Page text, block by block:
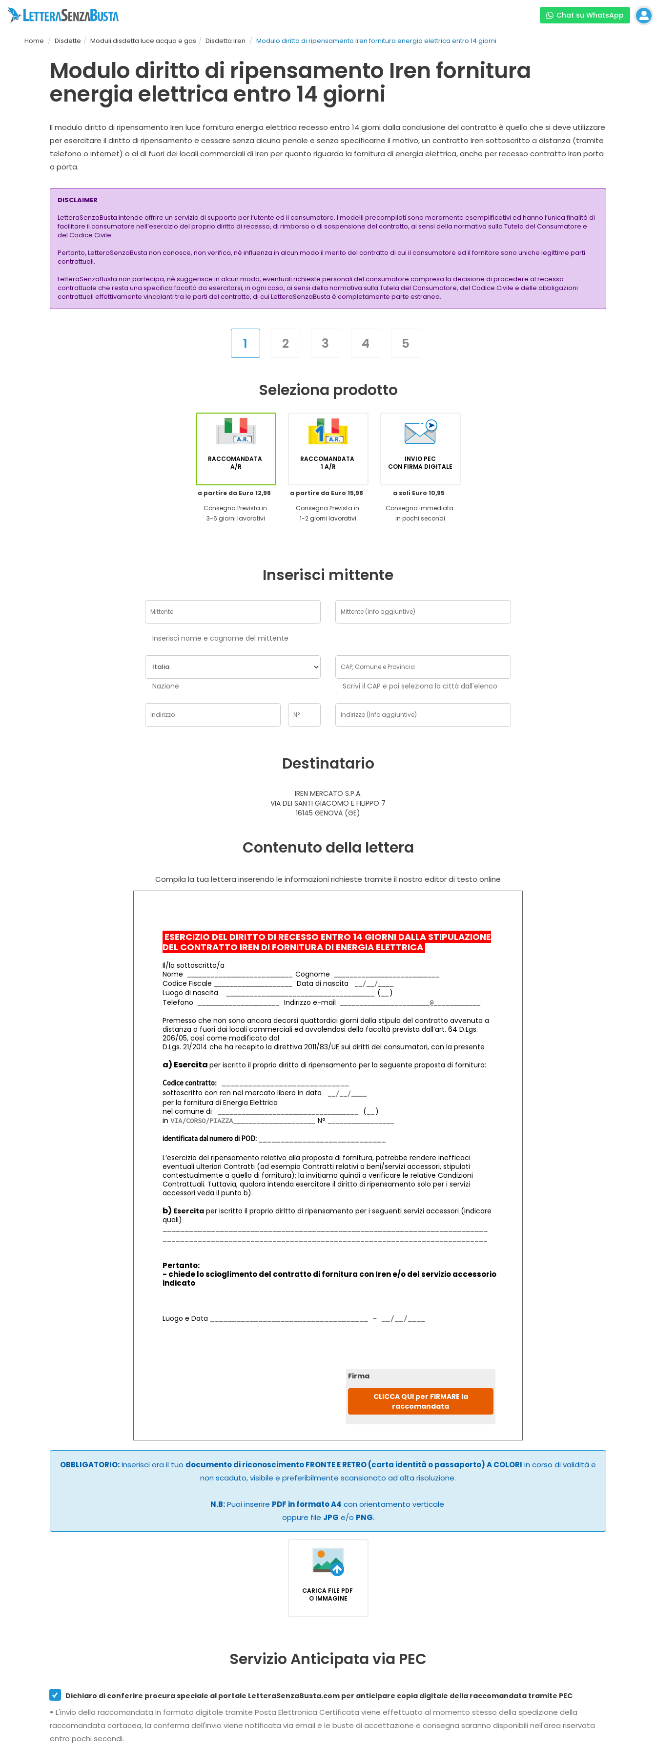
Chat su WhatsApp
Home Disdette Moduli disdetta luce acqua e gas Disdetta Iren Modulo diritto di ripensamento Iren fornitura energia elettrica entro 14 giorni
Modulo diritto di ripensamento Iren fornitura
energia elettrica entro 14 giorni
Il modulo diritto di ripensamento Iren luce fornitura energia elettrica recesso entro 14 giorni dalla conclusione del contratto è quello che si deve utilizzare
per esercitare il diritto di ripensamento e cessare senza alcuna penale e senza specificarne il motivo, un contratto Iren sottoscritto a distanza (tramite
telefono o internet) o al di fuori dei locali commerciali di Iren per quanto riguarda la fornitura di energia elettrica,anche per recesso contratto Iren porta
a porta.
DISCLAIMER
LetteraSenzaBusta intende offrire un servizio di supporto per l’utente ed il consumatore. I modelli precompilati sono meramente esemplificativi ed hanno l’unica finalità di
facilitare il consumatore nell’esercizio del proprio diritto di recesso, di rimborso o di sospensione del contratto, ai sensi della normativa sulla Tutela del Consumatore e
del Codice Civile.
Pertanto, LetteraSenzaBusta non conosce, non verifica, nè influenza in alcun modo il merito del contratto di cui il consumatore ed il fornitore sono uniche legittime parti
contrattuali.
LetteraSenzaBusta non partecipa, nè suggerisce in alcun modo, eventuali richieste personali del consumatore compresa la decisione di procedere al recesso
contrattuale che resta una specifica facoltà da esercitarsi, in ogni caso, ai sensi della normativa sulla Tutela del Consumatore, del Codice Civile e delle obbligazioni
contrattuali effettivamente vincolanti tra le parti del contratto, di cui LetteraSenzaBusta è completamente parte estranea.
1 2 3 4 5
Seleziona prodotto
RACCOMANDATA
A/R
a partire da Euro 12,96
Consegna Prevista in
3-6 giorni lavorativi
RACCOMANDATA
1 A/R
a partire da Euro 15,98
Consegna Prevista in
1-2 giorni lavorativi
INVIO PEC
CON FIRMA DIGITALE
a soli Euro 10,95
Consegna immediata
in pochi secondi
Inserisci mittente
Inserisci nome e cognome del mittente
Nazione Scrivi il CAP e poi seleziona la città dall'elenco
Destinatario
IREN MERCATO S.P.A.
VIA DEI SANTI GIACOMO E FILIPPO 7
16145 GENOVA (GE)
Contenuto della lettera
Compila la tua lettera inserendo le informazioni richieste tramite il nostro editor di testo online
ESERCIZIO DEL DIRITTO DI RECESSO ENTRO 14 GIORNI DALLA STIPULAZIONE
DEL CONTRATTO IREN DI FORNITURA DI ENERGIA ELETTRICA
Il/la sottoscritto/a
Nome
Cognome
Codice Fiscale
Data di nascita
Luogo di nascita
(
)
Telefono
Indirizzo e-mail
Premesso che non sono ancora decorsi quattordici giorni dalla stipula del contratto avvenuta a
distanza o fuori dai locali commerciali ed avvalendosi della facoltà prevista dall’art. 64 D.Lgs.
206/05, così come modificato dal
D.Lgs. 21/2014 che ha recepito la direttiva 2011/83/UE sui diritti dei consumatori, con la presente
a) Esercita per iscritto il proprio diritto di ripensamento per la seguente proposta di fornitura:
Codice contratto:
sottoscritto con ren nel mercato libero in data
per la fornitura di Energia Elettrica
nel comune di
(
)
in
N°
identificata dal numero di POD:
L’esercizio del ripensamento relativo alla proposta di fornitura, potrebbe rendere inefficaci
eventuali ulteriori Contratti (ad esempio Contratti relativi a beni/servizi accessori, stipulati
contestualmente a quello di fornitura); la invitiamo quindi a verificare le relative Condizioni
Contrattuali. Tuttavia, qualora intenda esercitare il diritto di ripensamento solo per i servizi
accessori veda il punto b).
b) Esercitaper iscritto il proprio diritto di ripensamento per i seguenti servizi accessori (indicare
quali)
Pertanto:
- chiede lo scioglimento del contratto di fornitura con Iren e/o del servizio accessorio
indicato
Luogo e Data
Firma
CLICCA QUI per FIRMARE la
raccomandata
OBBLIGATORIO:Inserisci ora il tuo documento di riconoscimento FRONTE E RETRO (carta identità o passaporto) A COLORI in corso di validità e
non scaduto, visibile e preferibilmente scansionato ad alta risoluzione.
N.B:Puoi inserire PDF in formato A4 con orientamento verticale
oppure file JPG e/o PNG.
CARICA FILE PDF
O IMMAGINE
Servizio Anticipata via PEC
Dichiaro di conferire procura speciale al portale LetteraSenzaBusta.com per anticipare copia digitale della raccomandata tramite PEC
• L'invio della raccomandata in formato digitale tramite Posta Elettronica Certificata viene effettuato al momento stesso della spedizione della
raccomandata cartacea, la conferma dell'invio viene notificata via email e le buste di accettazione e consegna saranno disponibili nell'area riservata
entro pochi secondi.